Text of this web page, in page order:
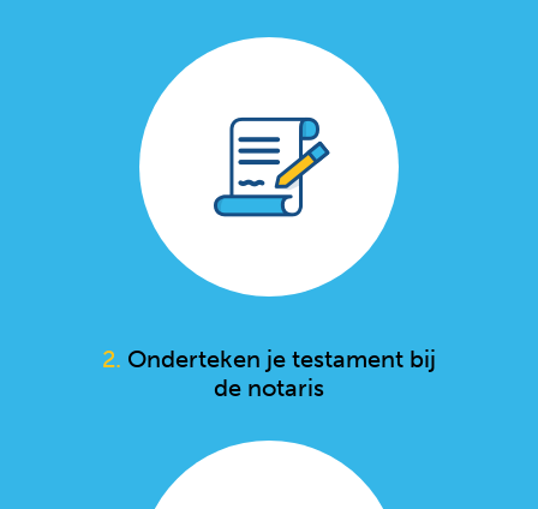
2. Onderteken je testament bij
de notaris